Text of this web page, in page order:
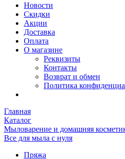
Новости
Скидки
Акции
Доставка
Оплата
О магазине
Реквизиты
Контакты
Возврат и обмен
Политика
Главная
Каталог
Мыловарение и домашняя
Все для мыла с нуля
Пряжа